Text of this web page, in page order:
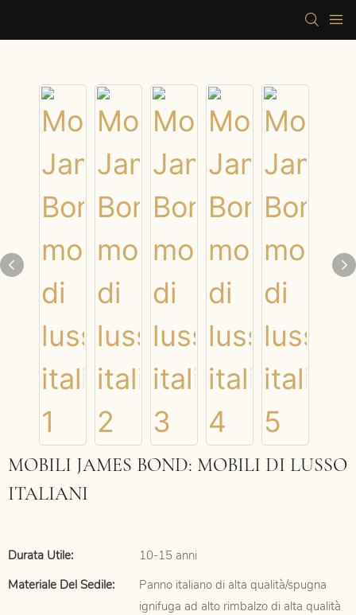
MOBILI JAMES BOND: MOBILI DI LUSSO
ITALIANI
Durata Utile:
10-15 anni
Materiale Del Sedile:
Panno italiano di alta qualità/spugna
ignifuga ad alto rimbalzo di alta qualità